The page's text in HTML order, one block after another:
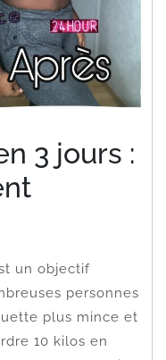
3 jours :
un objectif
personnes
plus mince et
10 kilos en